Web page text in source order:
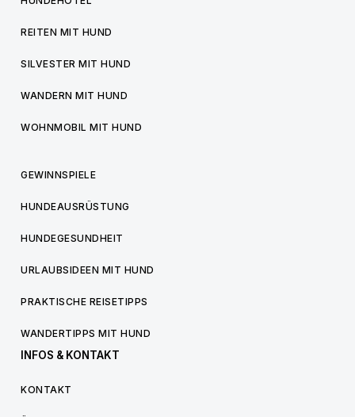
REITEN MIT HUND
SILVESTER MIT HUND
WANDERN MIT HUND
WOHNMOBIL MIT HUND
GEWINNSPIELE
HUNDEAUSRÜSTUNG
HUNDEGESUNDHEIT
URLAUBSIDEEN MIT HUND
PRAKTISCHE REISETIPPS
WANDERTIPPS MIT HUND
INFOS & KONTAKT
KONTAKT